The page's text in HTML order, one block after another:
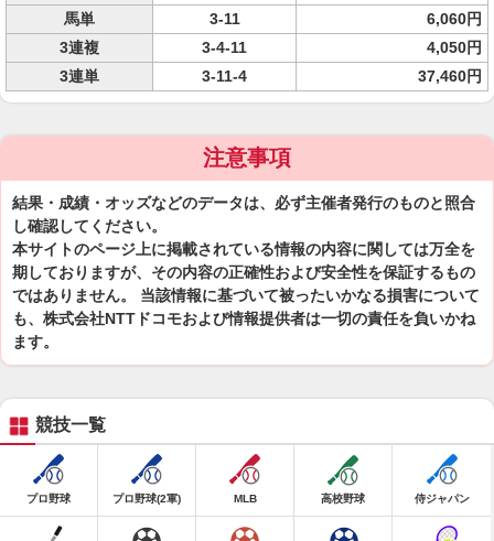
馬単
3-11
6,060円
3連複
3-4-11
4,050円
3連単
3-11-4 37,460円
注意事項
結果・成績・オッズなどのデータは、必ず主催者発行のものと照合
し確認してください。
本サイトのページ上に掲載されている情報の内容に関しては万全を
期しておりますが、その内容の正確性および安全性を保証するもの
ではありません。 当該情報に基づいて被ったいかなる損害について
も、株式会社NTTドコモおよび情報提供者は一切の責任を負いかね
ます。
競技一覧
プロ野球 プロ野球(2軍) MLB 高校野球 侍ジャパン